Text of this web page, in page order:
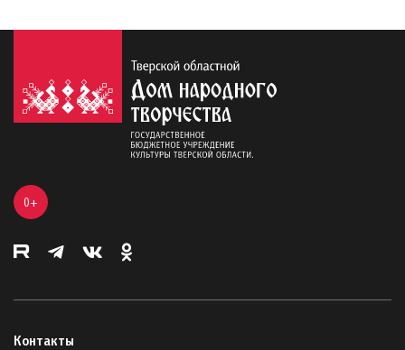
0+
Контакты